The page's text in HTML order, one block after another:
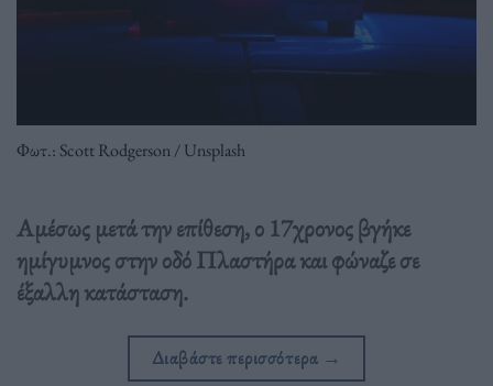
Φωτ.: Scott Rodgerson / Unsplash
Αμέσως μετά την επίθεση, ο 17χρονος βγήκε
ημίγυμνος στην οδό Πλαστήρα και φώναζε σε
έξαλλη κατάσταση.
Διαβάστε περισσότερα →